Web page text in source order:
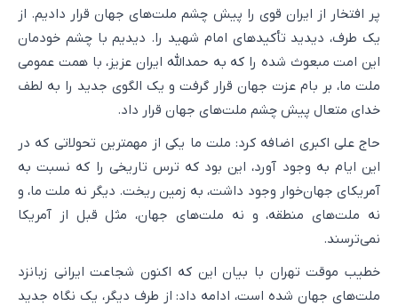
پر افتخار از ایران قوی را پیش چشم ملت‌های جهان قرار دادیم. از
یک طرف، دیدید تأکیدهای امام شهید را. دیدیم با چشم خودمان
این امت مبعوث شده را که به حمدالله ایران عزیز، با همت عمومی
ملت ما، بر بام عزت جهان قرار گرفت و یک الگوی جدید را به لطف
خدای متعال پیش چشم ملت‌های جهان قرار داد.
حاج علی اکبری اضافه کرد: ملت ما یکی از مهمترین تحولاتی که در
این ایام به وجود آورد، این بود که ترس تاریخی را که نسبت به
آمریکای جهان‌خوار وجود داشت، به زمین ریخت. دیگر نه ملت ما، و
نه ملت‌های منطقه، و نه ملت‌های جهان، مثل قبل از آمریکا
نمی‌ترسند.
خطیب موقت تهران با بیان این که اکنون شجاعت ایرانی زبانزد
ملت‌های جهان شده است، ادامه داد: از طرف دیگر، یک نگاه جدید